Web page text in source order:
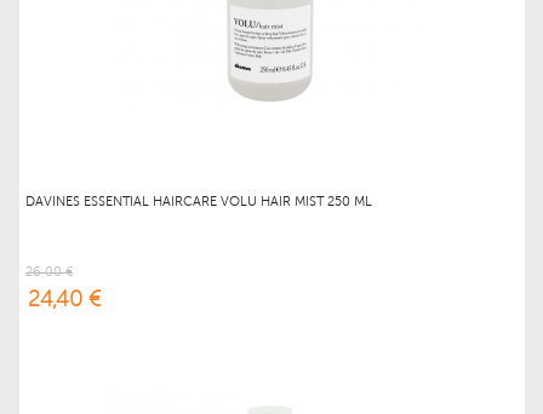
DAVINES ESSENTIAL HAIRCARE VOLU HAIR MIST 250 ML
26,00 €
24,40 €